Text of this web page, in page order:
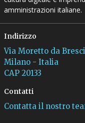
amministrazioni italiane.
Indirizzo
Via Moretto da
Milano - Italia
CAP 20133
Contatti
Contatta il nostro